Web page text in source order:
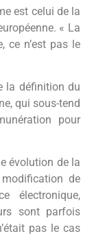
est celui de la
« La
ce n’est pas le
la définition du
qui sous-tend
pour
évolution de la
de
électronique,
sont parfois
pas le cas